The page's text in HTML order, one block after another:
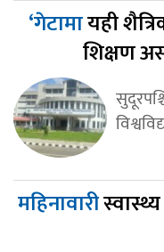
‘गेटामायही
शिक्षण
महिनावारी